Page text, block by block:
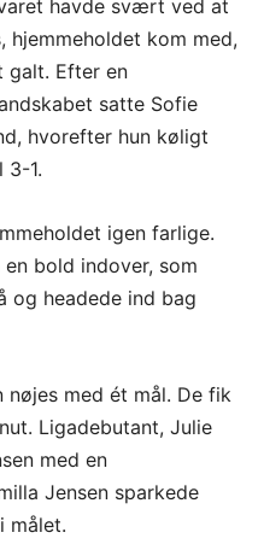
havde svært ved at
hjemmeholdet kom med,
galt. Efter en
satte Sofie
hvorefter hun køligt
3-1.
igen farlige.
en bold indover, som
og headede ind bag
nøjes med ét mål. De fik
Ligadebutant, Julie
med en
Jensen sparkede
målet.